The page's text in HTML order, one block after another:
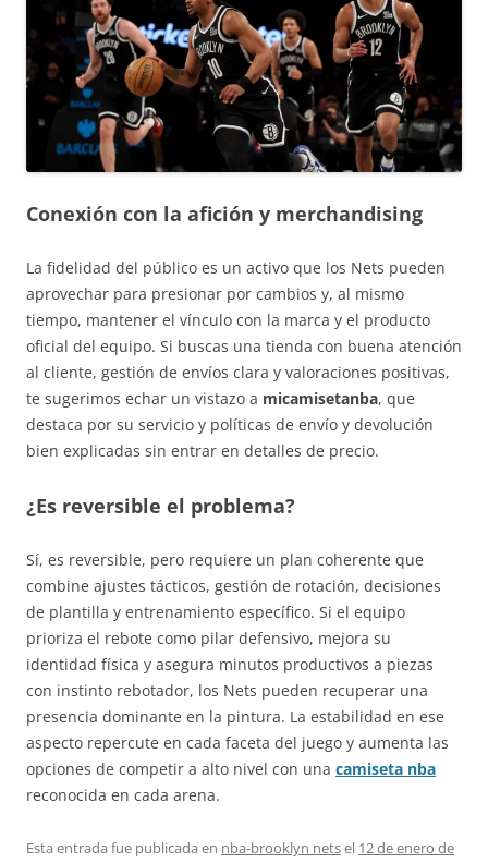
Conexión con la afición y merchandising
La fidelidad del público es un activo que los Nets pueden
aprovechar para presionar por cambios y, al mismo
tiempo, mantener el vínculo con la marca y el producto
oficial del equipo. Si buscas una tienda con buena atención
al cliente, gestión de envíos clara y valoraciones positivas,
te sugerimos echar un vistazo a micamisetanba, que
destaca por su servicio y políticas de envío y devolución
bien explicadas sin entrar en detalles de precio.
¿Es reversible el problema?
Sí, es reversible, pero requiere un plan coherente que
combine ajustes tácticos, gestión de rotación, decisiones
de plantilla y entrenamiento específico. Si el equipo
prioriza el rebote como pilar defensivo, mejora su
identidad física y asegura minutos productivos a piezas
con instinto rebotador, los Nets pueden recuperar una
presencia dominante en la pintura. La estabilidad en ese
aspecto repercute en cada faceta del juego y aumenta las
opciones de competir a alto nivel con una camiseta nba
reconocida en cada arena.
Esta entrada fue publicada en nba-brooklyn netsel 12 de enero de